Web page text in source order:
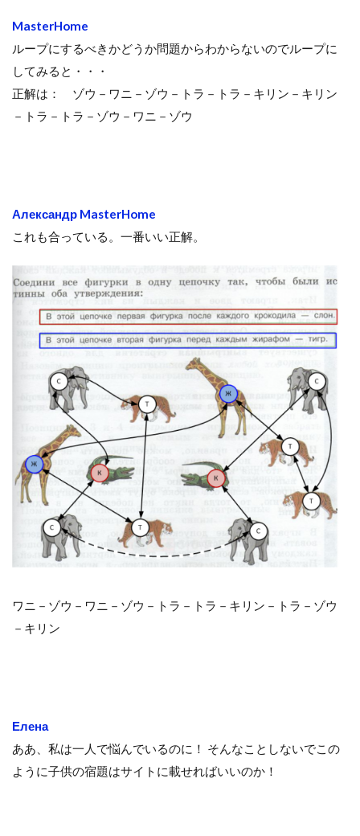
MasterHome
ループにするべきかどうか問題からわからないのでループに
してみると・・・
正解は： ゾウ－ワニ－ゾウ－トラ－トラ－キリン－キリン
－トラ－トラ－ゾウ－ワニ－ゾウ
Александр MasterHome
これも合っている。一番いい正解。
ワニ－ゾウ－ワニ－ゾウ－トラ－トラ－キリン－トラ－ゾウ
－キリン
Елена
ああ、私は一人で悩んでいるのに！ そんなことしないでこの
ように子供の宿題はサイトに載せればいいのか！